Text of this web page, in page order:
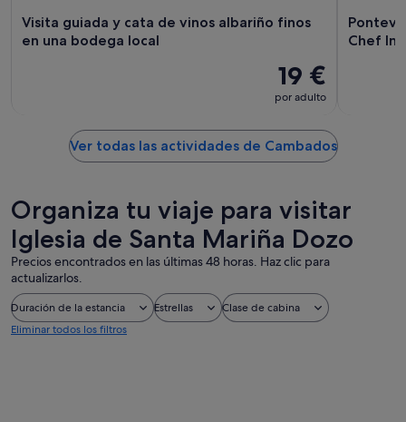
Visita guiada y cata de vinos albariño finos
en una bodega local
19 €
por adulto
Chef
Ver todas las actividades de Cambados
Organiza tu viaje para visitar
Iglesia de Santa Mariña Dozo
Precios encontrados en las últimas 48 horas. Haz clic para
actualizarlos.
Duración de la estancia Estrellas
Clase de cabina
Eliminar todos los filtros